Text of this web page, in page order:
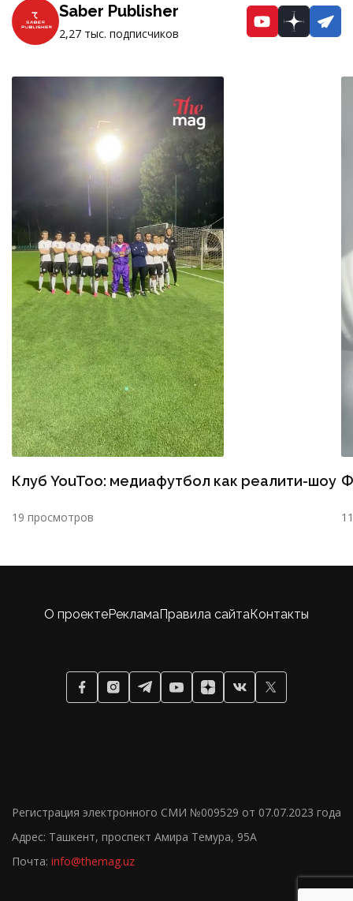
Saber Publisher
2,27 тыс. подписчиков
YouTubeDzen
Клуб YouToo: медиафутбол как реалити-шоу
19 просмотров
Регистрация электронного СМИ №009529 от 07.07.2023 года
Адрес: Ташкент, проспект Амира Темура, 95А
Почта: info@themag.uz
О проектеРекламаПравила сайтаКонтакты